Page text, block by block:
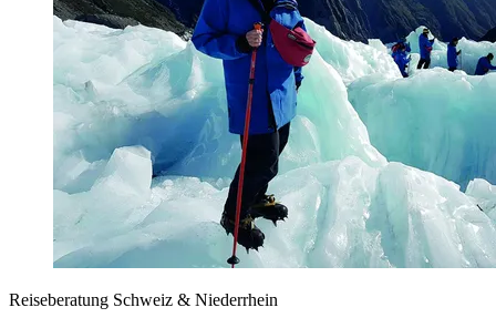
Reiseberatung Schweiz & Niederrhein